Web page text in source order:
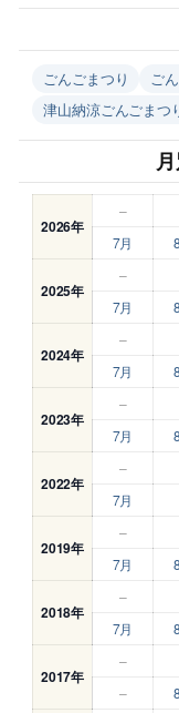
ごんごまつり ご
津山納涼ごんごまつ
2026年
–
7月
2025年
–
7月
2024年
–
7月
2023年
–
7月
2022年
–
7月
2019年
–
7月
2018年
–
7月
2017年
–
–